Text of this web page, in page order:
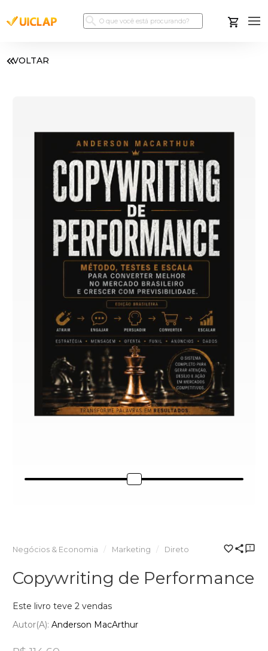
VOLTAR
Negócios & Economia Marketing Direto
Copywriting de Performance
Este livro teve 2 vendas
Autor(a): Anderson MacArthur